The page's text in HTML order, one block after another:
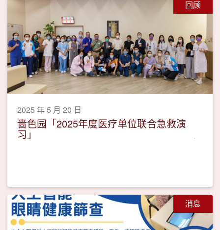
回顾
2025 年 5 月 20 日
啬色园「2025年度医疗单位联合急救演
习」
消息